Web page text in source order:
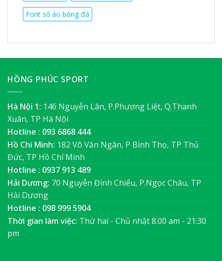
Font số áo bóng đá
HỒNG PHÚC SPORT
Hà Nội 1: 146 Nguyễn Lân, P.Phương Liệt, Q.Thanh
Xuân, TP Hà Nội
Hotline : 093 6868 444
Hồ Chí Minh: 182 Võ Văn Ngân, P Bình Thọ, TP Thủ
Đức, TP Hồ Chí Minh
Hotline : 0937 913 489
Hải Dương: 70 Nguyễn Đình Chiểu, P.Ngọc Châu, TP
Hải Dương
Hotline : 098 999 5904
Thời gian làm việc: Thứ hai - Chủ nhật 8.00 am - 21:30
pm